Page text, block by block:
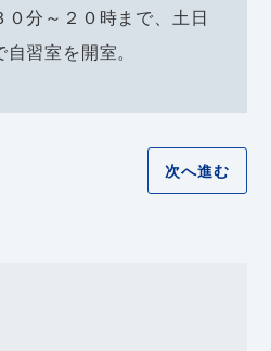
分～２０時まで、土日
習室を開室。
次へ進む